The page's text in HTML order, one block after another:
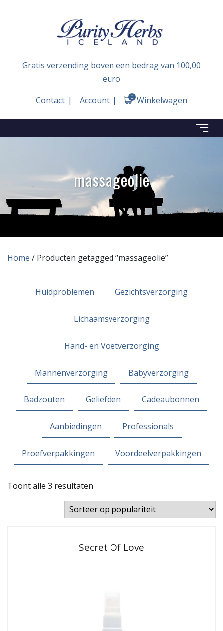
Gratis verzending boven een bedrag van 100,00
euro
Contact
Account Winkelwagen
0
massageolie
Home / Producten getagged “massageolie”
Huidproblemen Gezichtsverzorging
Lichaamsverzorging
Hand- en Voetverzorging
Mannenverzorging Babyverzorging
Badzouten Geliefden Cadeaubonnen
Aanbiedingen Professionals
Proefverpakkingen Voordeelverpakkingen
Toont alle 3 resultaten
op
populariteit
Secret Of Love